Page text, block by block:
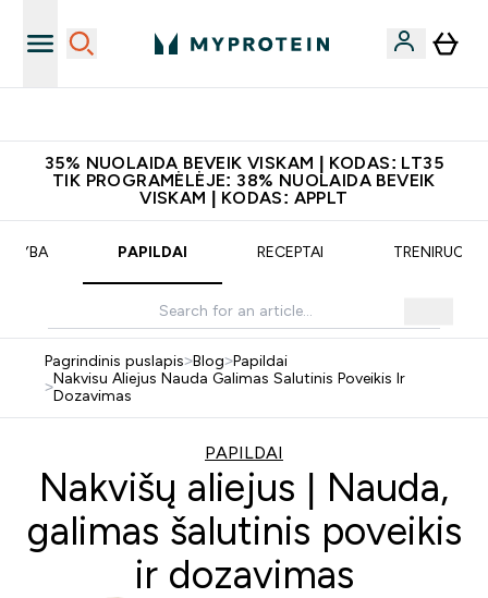
35% NUOLAIDA BEVEIK VISKAM | KODAS: LT35
TIK PROGRAMĖLĖJE: 38% NUOLAIDA BEVEIK
VISKAM | KODAS: APPLT
PAPILDAI RECEPTAI
Pagrindinis puslapis>Blog>Papildai
>Nakvisu Aliejus Nauda Galimas Salutinis Poveikis Ir
Dozavimas
PAPILDAI
Nakvišų aliejus | Nauda,
galimas šalutinis poveikis
ir dozavimas